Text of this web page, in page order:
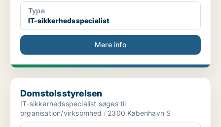
Type
IT-sikkerhedsspecialist
Mere info
Domstolsstyrelsen
Domstolsstyrelsen
IT-sikkerhedsspecialist søges til
organisation/virksomhed i 2300 København S